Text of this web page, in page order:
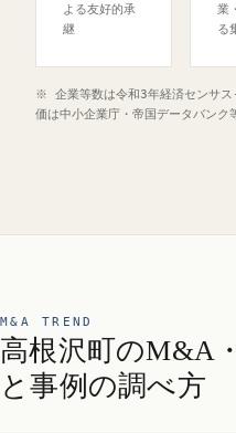
よる友好的承
継
業
る
※ 企業等数は令和3年経済センサス
価は中小企業庁・帝国データバンク
M&A TREND
高根沢町のM&A
と事例の調べ方